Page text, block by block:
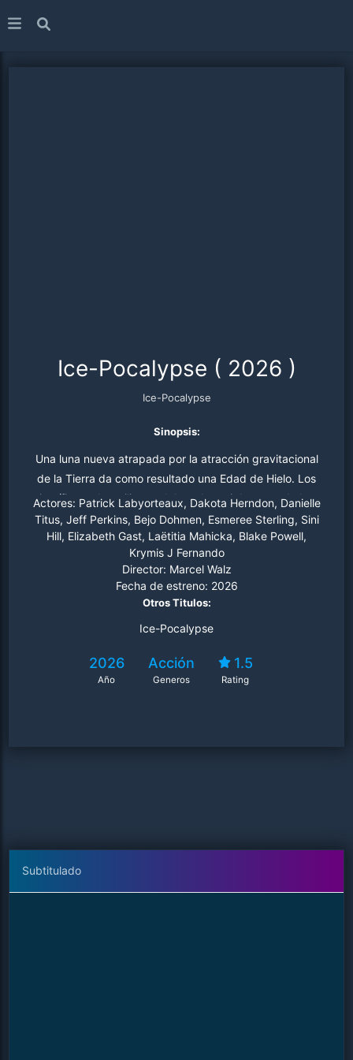
Ice-Pocalypse ( 2026 )
Ice-Pocalypse
Sinopsis:
Una luna nueva atrapada por la atracción gravitacional
de la Tierra da como resultado una Edad de Hielo. Los
científicos y los militares deben destruir la segunda luna
antes de que sea demasiado tarde.
Actores: Patrick Labyorteaux, Dakota Herndon, Danielle
Titus, Jeff Perkins, Bejo Dohmen, Esmeree Sterling, Sini
Hill, Elizabeth Gast, Laëtitia Mahicka, Blake Powell,
Krymis J Fernando
Director: Marcel Walz
Fecha de estreno: 2026
Otros Titulos:
Ice-Pocalypse
2026
Año
Acción
Generos
1.5
Rating
Subtitulado